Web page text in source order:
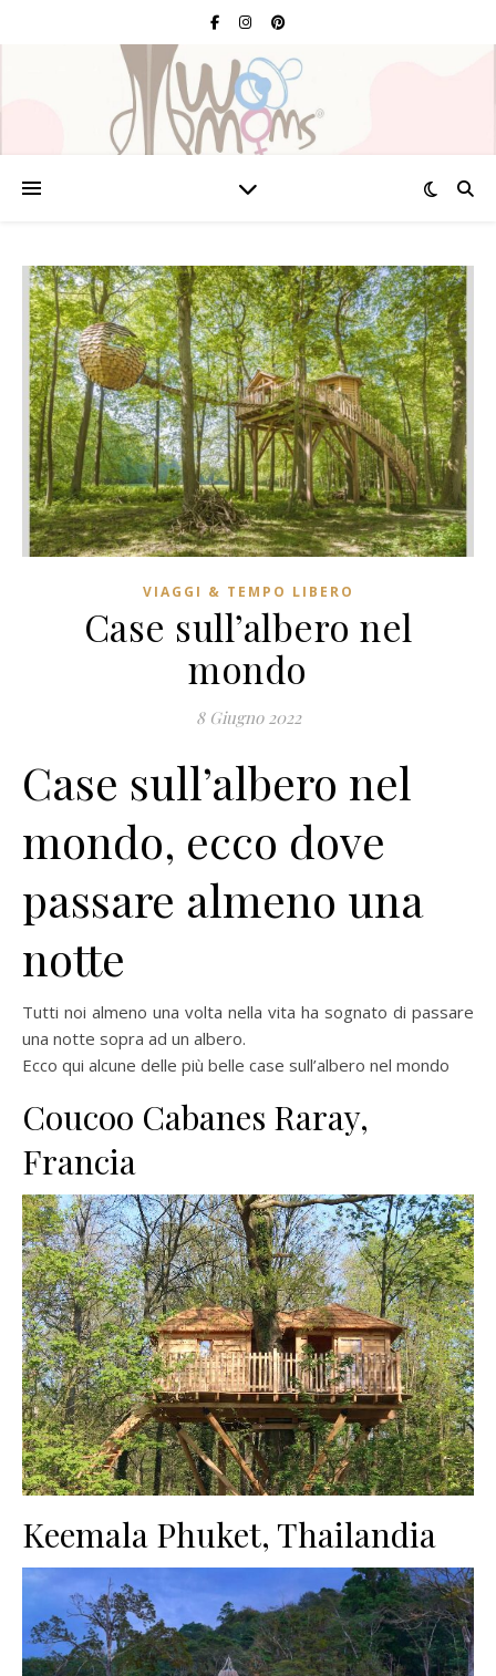
VIAGGI & TEMPO LIBERO
Case sull’albero nel
mondo
8 Giugno 2022
Case sull’albero nel
mondo, ecco dove
passare almeno una
notte
Tutti noi almeno una volta nella vita ha sognato di passare
una notte sopra ad un albero.
Ecco qui alcune delle più belle case sull’albero nel mondo
Coucoo Cabanes Raray,
Francia
Keemala Phuket, Thailandia